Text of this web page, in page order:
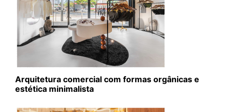
Arquitetura comercial com formas orgânicas e
estética minimalista